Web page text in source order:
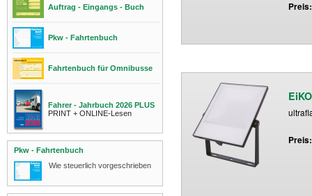
Auftrag - Eingangs - Buch
Pkw - Fahrtenbuch
Fahrtenbuch für Omnibusse
Fahrer - Jahrbuch 2026 PLUS
PRINT + ONLINE-Lesen
Pkw - Fahrtenbuch
Wie steuerlich vorgeschrieben